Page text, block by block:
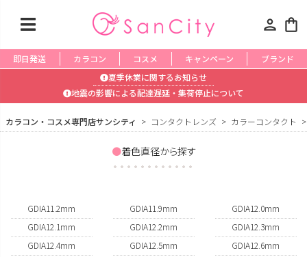
person shopping_bag
即日発送 カラコン コスメ キャンペーン
ブランド
夏季休業に関するお知らせ
地震の影響による配達遅延・集荷停止について
カラコン・コスメ専門店サンシティ コンタクトレンズ カラーコンタクト
着色直径から探す
GDIA11.2mm GDIA11.9mm
GDIA12.0mm
GDIA12.1mm
GDIA12.2mm
GDIA12.3mm
GDIA12.4mm
GDIA12.5mm
GDIA12.6mm